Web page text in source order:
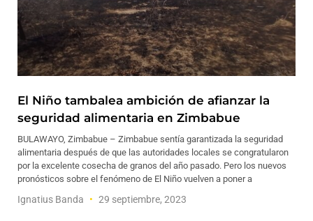
El Niño tambalea ambición de afianzar la
seguridad alimentaria en Zimbabue
BULAWAYO, Zimbabue – Zimbabue sentía garantizada la seguridad
alimentaria después de que las autoridades locales se congratularon
por la excelente cosecha de granos del año pasado. Pero los nuevos
pronósticos sobre el fenómeno de El Niño vuelven a poner a
Ignatius Banda 29 septiembre, 2023